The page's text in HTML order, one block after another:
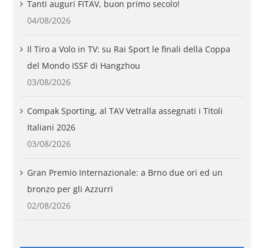
Tanti auguri FITAV, buon primo secolo!
04/08/2026
Il Tiro a Volo in TV: su Rai Sport le finali della Coppa
del Mondo ISSF di Hangzhou
03/08/2026
Compak Sporting, al TAV Vetralla assegnati i Titoli
Italiani 2026
03/08/2026
Gran Premio Internazionale: a Brno due ori ed un
bronzo per gli Azzurri
02/08/2026